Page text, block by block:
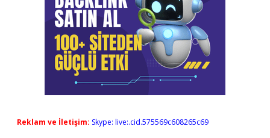
Reklam ve İletişim: Skype: live:.cid.575569c608265c69